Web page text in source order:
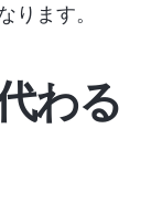
ります。
わる